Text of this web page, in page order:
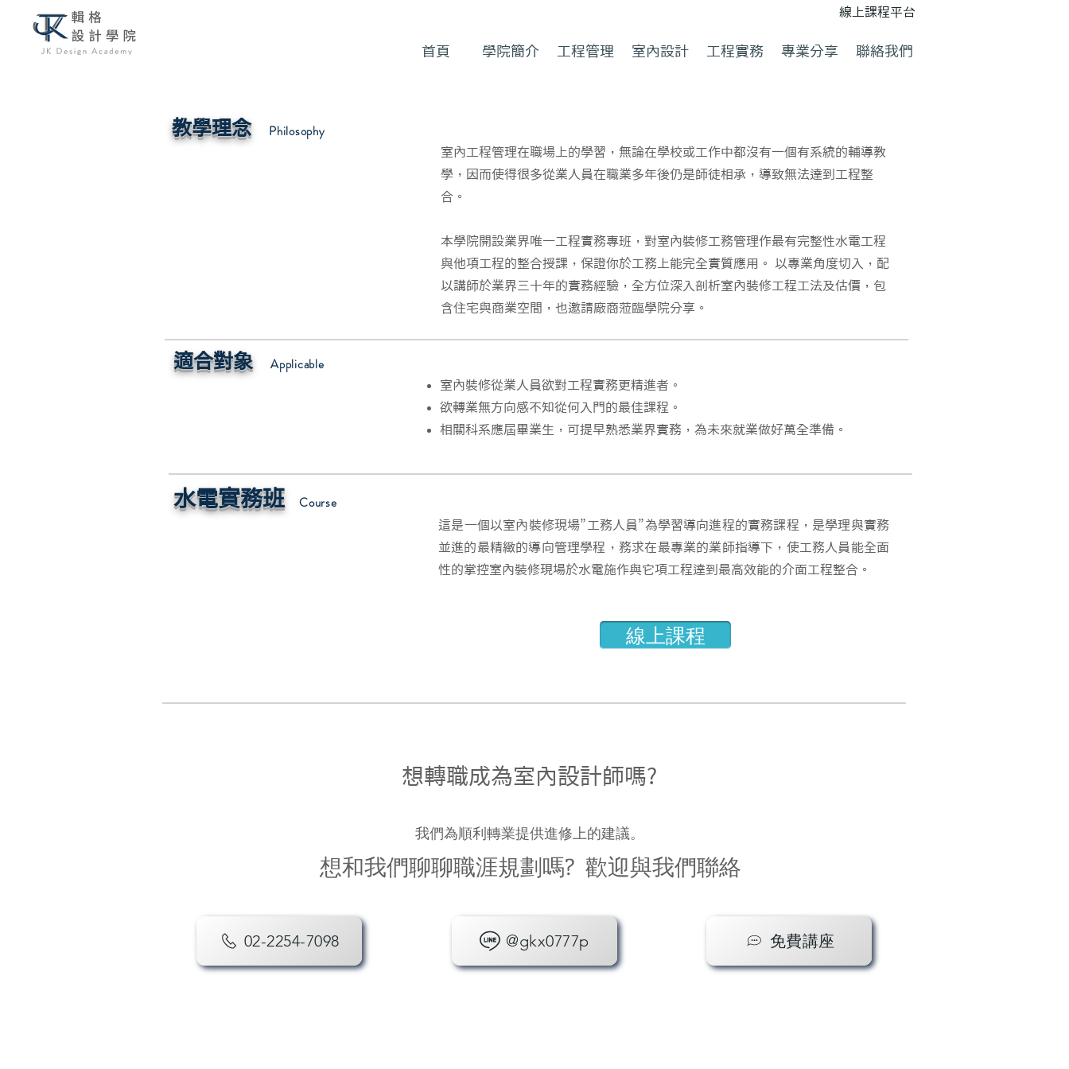
線上課程平台
首頁 學院簡介 工程管理 室內設計 工程實務 專業分享 聯絡我們
教學理念 Philosophy
室內工程管理在職場上的學習，無論在學校或工作中都沒有一個有系統的輔導教
學，因而使得很多從業人員在職業多年後仍是師徒相承，導致無法達到工程整
合。
本學院開設業界唯一工程實務專班，對室內裝修工務管理作最有完整性水電工程
與他項工程的整合授課，保證你於工務上能完全實質應用。 以專業角度切入，配
以講師於業界三十年的實務經驗，全方位深入剖析室內裝修工程工法及估價，包
含住宅與商業空間，也邀請廠商蒞臨學院分享。
適合對象 Applicable
室內裝修從業人員欲對工程實務更精進者。
欲轉業無方向感不知從何入門的最佳課程。
​相關科系應屆畢業生，可提早熟悉業界實務，為未來就業做好萬全準備。
​水電實務班 Course
​這是一個以室內裝修現場”工務人員”為學習導向進程的實務課程，是學理與實務
並進的最精緻的導向管理學程，務求在最專業的業師指導下，使工務人員能全面
性的掌控室內裝修現場於水電施作與它項工程達到最高效能的介面工程整合。
線上課程
想轉職成為室內設計師嗎?
我們為順利轉業提供進修上的建議。
想和我們聊聊職涯規劃嗎? 歡迎與我們聯絡
02-2254-7098 @gkx0777p 免費講座